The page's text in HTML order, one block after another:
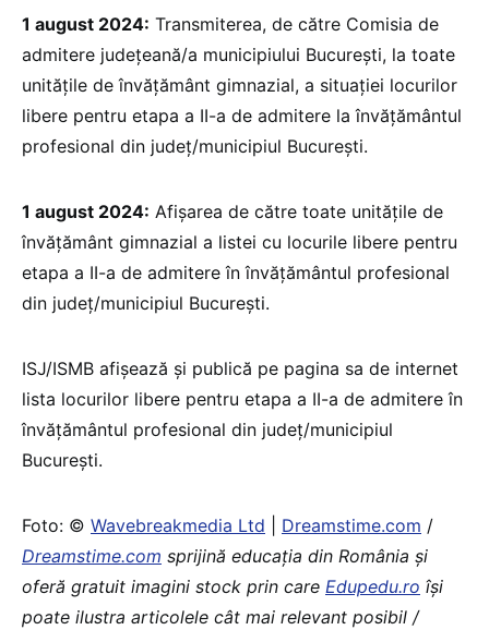
1 august 2024: Transmiterea, de către Comisia de
admitere județeană/a municipiului București, la toate
unitățile de învățământ gimnazial, a situației locurilor
libere pentru etapa a II-a de admitere la învățământul
profesional din județ/municipiul București.
1 august 2024: Afișarea de către toate unitățile de
învățământ gimnazial a listei cu locurile libere pentru
etapa a II-a de admitere în învățământul profesional
din județ/municipiul București.
ISJ/ISMB afișează și publică pe pagina sa de internet
lista locurilor libere pentru etapa a II-a de admitere în
învățământul profesional din județ/municipiul
București.
Foto: © Wavebreakmedia Ltd Dreamstime.com /
Dreamstime.com sprijină educaţia din România şi
oferă gratuit imagini stock prin care Edupedu.ro îşi
poate ilustra articolele cât mai relevant posibil /